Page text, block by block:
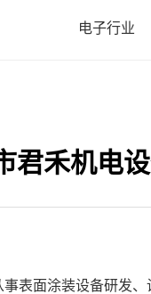
电子行业
君禾机电
表面涂装设备研发